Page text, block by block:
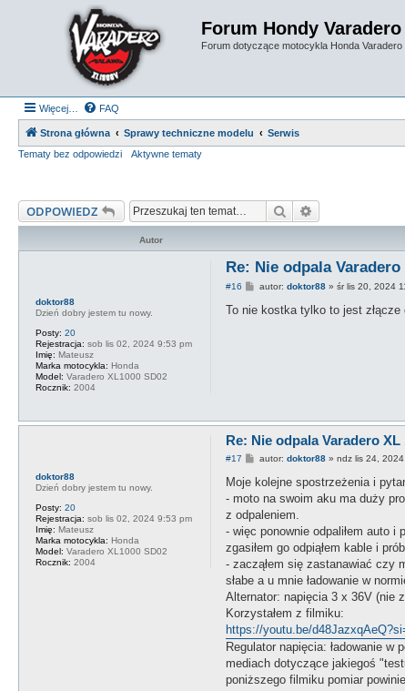
Forum Hondy Varadero
Forum dotyczące motocykla Honda
Więcej… FAQ
Strona główna Sprawy techniczne modelu
Serwis
Tematy bez odpowiedzi
Aktywne tematy
ODPOWIEDZ Szukaj
Autor
doktor88
Dzień dobry jestem tu nowy.
Posty: 20
Rejestracja: sob lis 02, 2024 9:53 pm
Imię: Mateusz
Marka motocykla: Honda
Model: Varadero XL1000 SD02
Rocznik: 2004
Re: Nie odpala Varadero
#16
P
s
autor: doktor88» śr lis 20, 2024
To nie kostka tylko to jest
doktor88
Dzień dobry jestem tu nowy.
Posty: 20
Rejestracja: sob lis 02, 2024 9:53 pm
Imię: Mateusz
Marka motocykla: Honda
Model: Varadero XL1000 SD02
Rocznik: 2004
Re: Nie odpala Varadero XL
#17
P
s
autor: doktor88» ndz lis 24,
Moje kolejne spostrzeżenia i
- moto na swoim aku ma duży
z odpaleniem.
- więc ponownie odpaliłem auto
zgasiłem go odpiąłem kable i
- zacząłem się zastanawiać czy
słabe a u mnie ładowanie w
Alternator: napięcia 3 x 36V (nie
Korzystałem z filmiku:
https://youtu.be/
Regulator napięcia: ładowanie
mediach dotyczące jakiegoś
poniższego filmiku pomiar